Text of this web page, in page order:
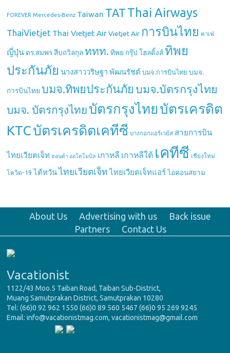
FOREVER Mercedes-Benz Taiwan TAT Thai Airways
ThaiVietjet Thai Vietjet Air Vietjet Air การบินไทย คาเฟ่
ญี่ปุ่น ดร.สมพร สืบถวิลกุล ททท. ทิพย กรุ๊ป โฮลดิ้งส์ ทิพย
ประกันภัย นางสาววริษฐา พัฒนรัชต์ บมจ.การบินไทย บมจ.
การบินไทย บมจ.ทิพยประกันภัย บมจ.บัตรกรุงไทย
บมจ. บัตรกรุงไทย บัตรกรุงไทย บัตรเครดิต
KTCบัตรเครดิตเคทีซี บางกอกแอร์เวย์ส สายการบิน
ไทยเวียตเจ็ท ฮอนด้า ออโตโมบิล เกาหลี เกาหลีใต้ เคทีซี เชียงใหม่
โควิด-19 ไต้หวัน ไทยเวียตเจ็ท ไทยเวียตเจ็ทแอร์ ไอคอนสยาม
About Us Advertising with us
Back issue
Partners
Contact Us
Vacationist
1122/43 Moo.5 Taiban Road, Taiban Sub-District,
Muang Samutprakan District, Samutprakan 10280
Tel: (66)0 92 962 1550 (66)0 89 560 5467 (66)0 95 269 9245
Email: info@vacationistmag.com, vacationistmag@gmail.com